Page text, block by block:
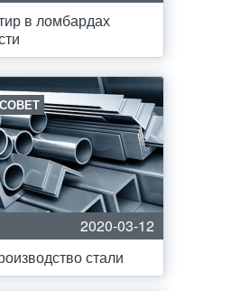
в ломбардах
2020-03-12
стали